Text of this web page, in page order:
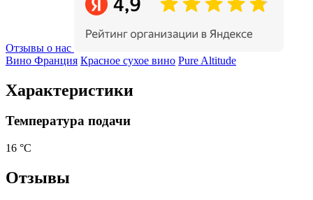
Отзывы о нас
Вино Франция Красное сухое вино Pure Altitude
Характеристики
Температура подачи
16 °С
Отзывы